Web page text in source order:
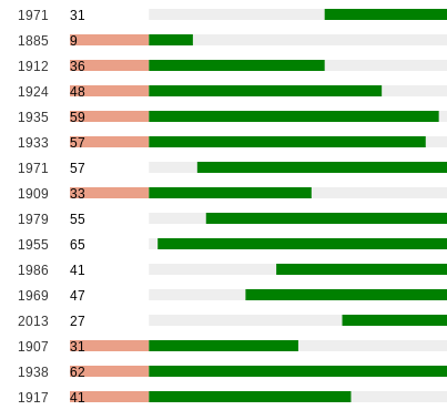
1971
31
1885
9
1912
36
1924
48
1935
59
1933
57
1971
57
1909
33
1979
55
1955
65
1986
41
1969
47
2013
27
1907
31
1938
62
1917
41